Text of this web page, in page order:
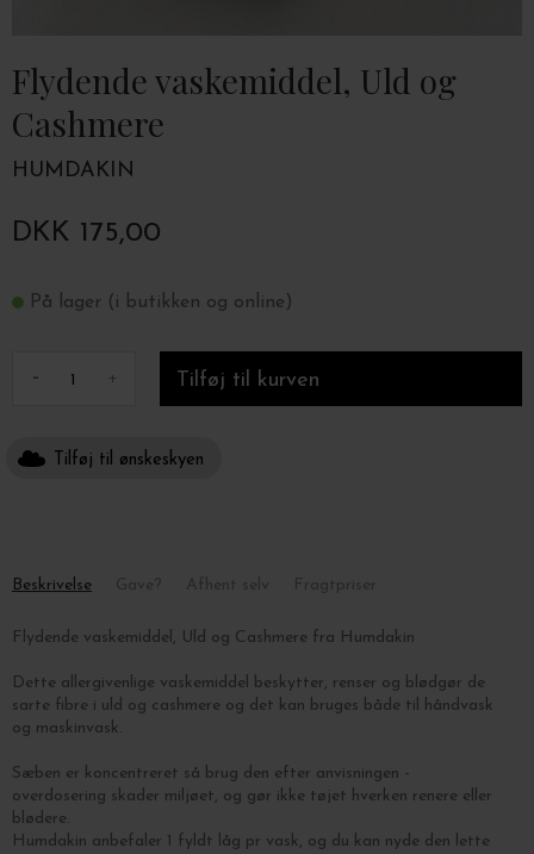
Flydende vaskemiddel, Uld og
Cashmere
HUMDAKIN
DKK 175,00
På lager (i butikken og online)
- +
Tilføj til ønskeskyen
Beskrivelse
Flydende vaskemiddel, Uld og Cashmere fra Humdakin
Dette allergivenlige vaskemiddel beskytter, renser og blødgør de
sarte fibre i uld og cashmere og det kan bruges både til håndvask
og maskinvask.
Sæben er koncentreret så brug den efter anvisningen -
overdosering skader miljøet, og gør ikke tøjet hverken renere eller
blødere.
Humdakin anbefaler 1 fyldt låg pr vask, og du kan nyde den lette